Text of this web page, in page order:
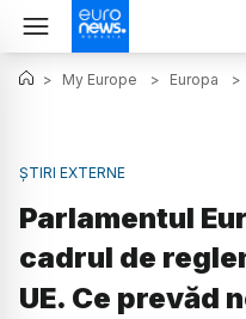
> My Europe > Europa >
ȘTIRI EXTERNE
Parlamentul
cadrul de
UE. Ce prevăd